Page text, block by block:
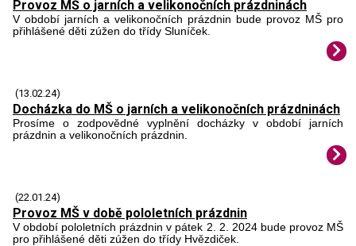
Provoz MŠ o jarních a velikonočních prázdninách
V období jarních a velikonočních prázdnin bude provoz MŠ pro
přihlášené děti zúžen do třídy Sluníček.
(13.02.24)
Docházka do MŠ o jarních a velikonočních prázdninách
Prosíme o zodpovědné vyplnění docházky v období jarních
prázdnin a velikonočních prázdnin.
(22.01.24)
Provoz MŠ v době pololetních prázdnin
V období pololetních prázdnin v pátek 2. 2. 2024 bude provoz MŠ
pro přihlášené děti zúžen do třídy Hvězdiček.